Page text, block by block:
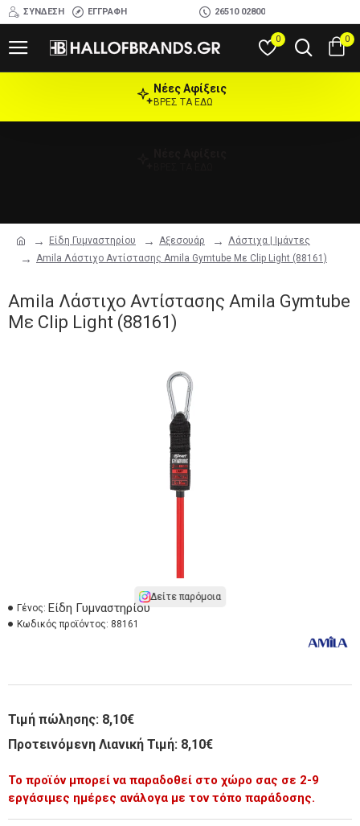
ΣΎΝΔΕΣΗ ΕΓΓΡΑΦΉ 26510 02800
0 0
Είδη Γυμναστηρίου Αξεσουάρ
Λάστιχα | Ιμάντες
Amila Λάστιχο Αντίστασης Amila Gymtube Με Clip Light (88161)
Νέες Αφίξεις
ΒΡΕΣ ΤΑ ΕΔΩ
Amila Λάστιχο Αντίστασης Amila Gymtube
Με Clip Light (88161)
Δείτε παρόμοια
Γένος: Είδη Γυμναστηρίου
Κωδικός προϊόντος: 88161
Τιμή πώλησης: 8,10€
Προτεινόμενη Λιανική Τιμή: 8,10€
Το προϊόν μπορεί να παραδοθεί στο χώρο σας σε 2-9
εργάσιμες ημέρες ανάλογα με τον τόπο παράδοσης.